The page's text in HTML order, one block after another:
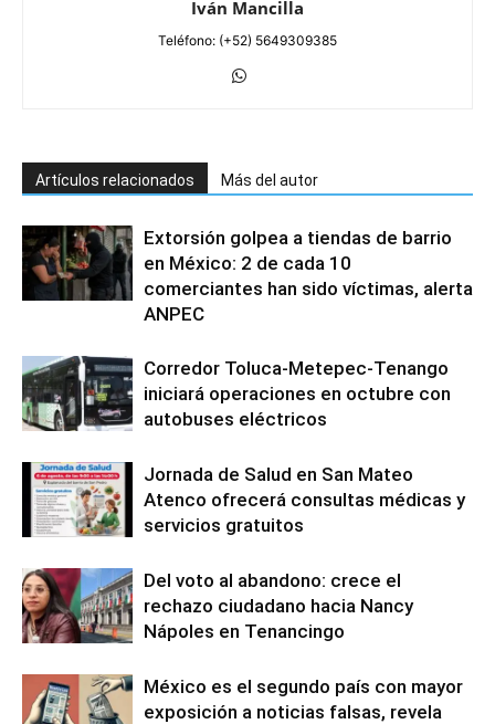
Iván Mancilla
Teléfono: (+52) 5649309385
Artículos relacionados Más del autor
Extorsión golpea a tiendas de barrio
en México: 2 de cada 10
comerciantes han sido víctimas, alerta
ANPEC
Corredor Toluca-Metepec-Tenango
iniciará operaciones en octubre con
autobuses eléctricos
Jornada de Salud en San Mateo
Atenco ofrecerá consultas médicas y
servicios gratuitos
Del voto al abandono: crece el
rechazo ciudadano hacia Nancy
Nápoles en Tenancingo
México es el segundo país con mayor
exposición a noticias falsas, revela